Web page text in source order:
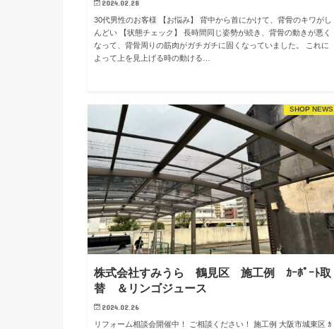
2024.02.28
30代男性のお客様 【お悩み】 背中から首にかけて、背骨のキワがし
んどい 【状態チェック】 長時間同じ姿勢が続き、背骨の動きが悪く
なって、背骨周りの筋肉がガチガチに固くなっていました。 これに
よって上を見上げる時の動ける…
SHOP NEWS
株式会社すみうら 鶴見区 施工例 ｶｰﾎﾟｰﾄ取
替 ＆リンゴジュース
2024.02.26
リフォーム相談会開催中！ ご相談ください！ 施工例 大阪市城東区 ｶ